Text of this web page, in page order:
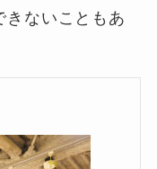
きないこともあ